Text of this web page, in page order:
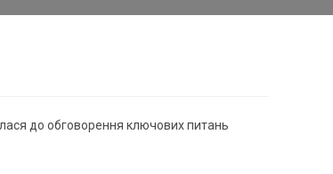
до обговорення ключових питань